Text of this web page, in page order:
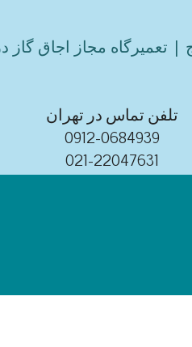
تعمیرگاه مجاز اجاق
تلفن تماس در تهران
0912-0684939
021-22047631